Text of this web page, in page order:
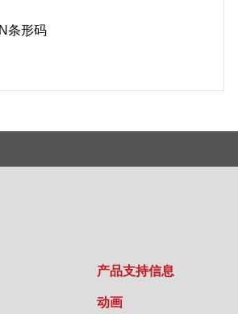
条形码
产品支持信息
动画